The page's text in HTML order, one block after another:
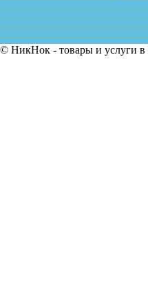
© НикНок - товары и услуги в